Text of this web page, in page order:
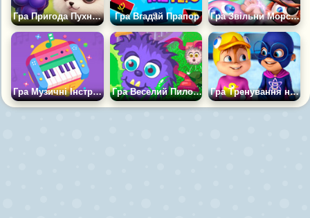
Гра Пригода Пухнастого Комочка Гра Вгадай Прапор Гра Звільни Морських Рибок
Гра Музичні Інструменти Для Дітей Гра Веселий Пилосос Гра Тренування на Ховерборді